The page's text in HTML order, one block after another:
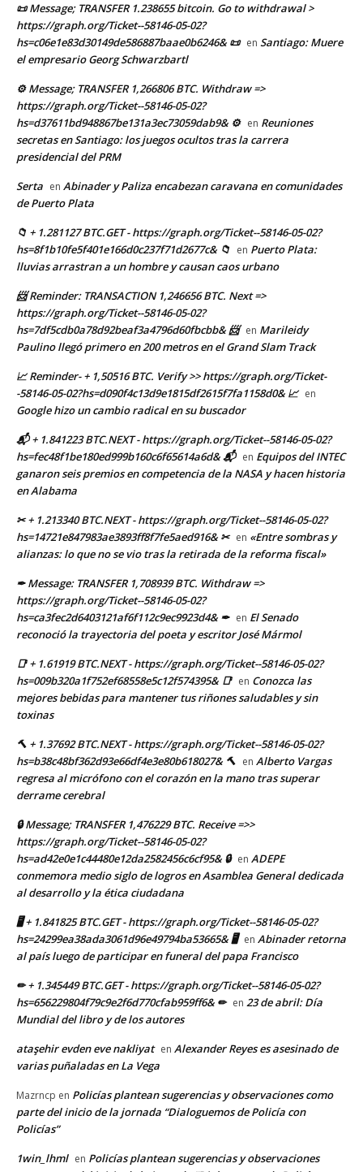
📜 Message; TRANSFER 1.238655 bitcoin. Go to withdrawal >
https://graph.org/Ticket--58146-05-02?
hs=c06e1e83d30149de586887baae0b6246& 📜 en Santiago: Muere
el empresario Georg Schwarzbartl
⚙ Message; TRANSFER 1,266806 BTC. Withdraw =>
https://graph.org/Ticket--58146-05-02?
hs=d37611bd948867be131a3ec73059dab9& ⚙ en Reuniones
secretas en Santiago: los juegos ocultos tras la carrera
presidencial del PRM
Serta en Abinader y Paliza encabezan caravana en comunidades
de Puerto Plata
📁 + 1.281127 BTC.GET - https://graph.org/Ticket--58146-05-02?
hs=8f1b10fe5f401e166d0c237f71d2677c& 📁 en Puerto Plata:
lluvias arrastran a un hombre y causan caos urbano
📨 Reminder: TRANSACTION 1,246656 BTC. Next =>
https://graph.org/Ticket--58146-05-02?
hs=7df5cdb0a78d92beaf3a4796d60fbcbb& 📨 en Marileidy
Paulino llegó primero en 200 metros en el Grand Slam Track
📈 Reminder- + 1,50516 BTC. Verify >> https://graph.org/Ticket-
-58146-05-02?hs=d090f4c13d9e1815df2615f7fa1158d0& 📈 en
Google hizo un cambio radical en su buscador
📬 + 1.841223 BTC.NEXT - https://graph.org/Ticket--58146-05-02?
hs=fec48f1be180ed999b160c6f65614a6d& 📬 en Equipos del INTEC
ganaron seis premios en competencia de la NASA y hacen historia
en Alabama
✂ + 1.213340 BTC.NEXT - https://graph.org/Ticket--58146-05-02?
hs=14721e847983ae3893ff8f7fe5aed916& ✂ en «Entre sombras y
alianzas: lo que no se vio tras la retirada de la reforma fiscal»
✒ Message: TRANSFER 1,708939 BTC. Withdraw =>
https://graph.org/Ticket--58146-05-02?
hs=ca3fec2d6403121af6f112c9ec9923d4& ✒ en El Senado
reconoció la trayectoria del poeta y escritor José Mármol
📑 + 1.61919 BTC.NEXT - https://graph.org/Ticket--58146-05-02?
hs=009b320a1f752ef68558e5c12f574395& 📑 en Conozca las
mejores bebidas para mantener tus riñones saludables y sin
toxinas
🔨 + 1.37692 BTC.NEXT - https://graph.org/Ticket--58146-05-02?
hs=b38c48bf362d93e66df4e3e80b618027& 🔨 en Alberto Vargas
regresa al micrófono con el corazón en la mano tras superar
derrame cerebral
🔒 Message; TRANSFER 1,476229 BTC. Receive =>>
https://graph.org/Ticket--58146-05-02?
hs=ad42e0e1c44480e12da2582456c6cf95& 🔒 en ADEPE
conmemora medio siglo de logros en Asamblea General dedicada
al desarrollo y la ética ciudadana
🖥 + 1.841825 BTC.GET - https://graph.org/Ticket--58146-05-02?
hs=24299ea38ada3061d96e49794ba53665& 🖥 en Abinader retorna
al país luego de participar en funeral del papa Francisco
✏ + 1.345449 BTC.GET - https://graph.org/Ticket--58146-05-02?
hs=656229804f79c9e2f6d770cfab959ff6& ✏ en 23 de abril: Día
Mundial del libro y de los autores
ataşehir evden eve nakliyat en Alexander Reyes es asesinado de
varias puñaladas en La Vega
Mazrncp en Policías plantean sugerencias y observaciones como
parte del inicio de la jornada “Dialoguemos de Policía con
Policías”
1win_lhml en Policías plantean sugerencias y observaciones